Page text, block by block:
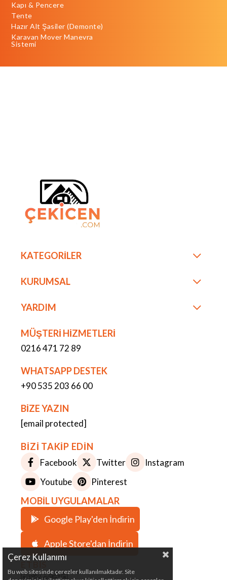
Kapı & Pencere
Tente
Hazır Alt Şasiler (Demonte)
Karavan Mover Manevra
Sistemi
KATEGORİLER
KURUMSAL
YARDIM
MÜŞTERİ HİZMETLERİ
0216 471 72 89
WHATSAPP DESTEK
+90 535 203 66 00
BİZE YAZIN
[email protected]
BİZİ TAKİP EDİN
Facebook Twitter
Instagram
Youtube
Pinterest
MOBİL UYGULAMALAR
Google Play'den İndirin
Apple Store'dan İndirin
Çerez Kullanımı
Bu web sitesinde çerezler kullanılmaktadır. Site